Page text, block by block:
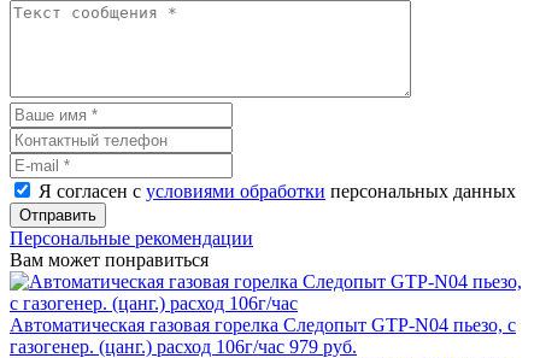
Я согласен с условиями обработки персональных данных
Отправить
Персональные рекомендации
Вам может понравиться
Автоматическая газовая горелка Следопыт GTP-N04 пьезо, с
газогенер. (цанг.) расход 106г/час 979 руб.